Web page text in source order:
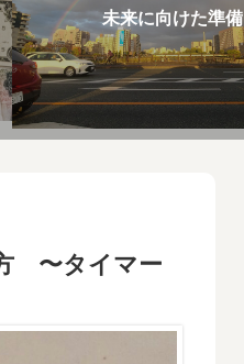
未来に向けた準備
〜タイマー